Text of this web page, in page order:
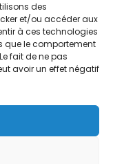
des
et/ou accéder aux
à ces technologies
que le comportement
fait de ne pas
avoir un effet négatif